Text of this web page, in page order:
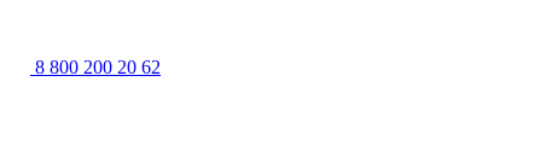
8 800 200 20 62